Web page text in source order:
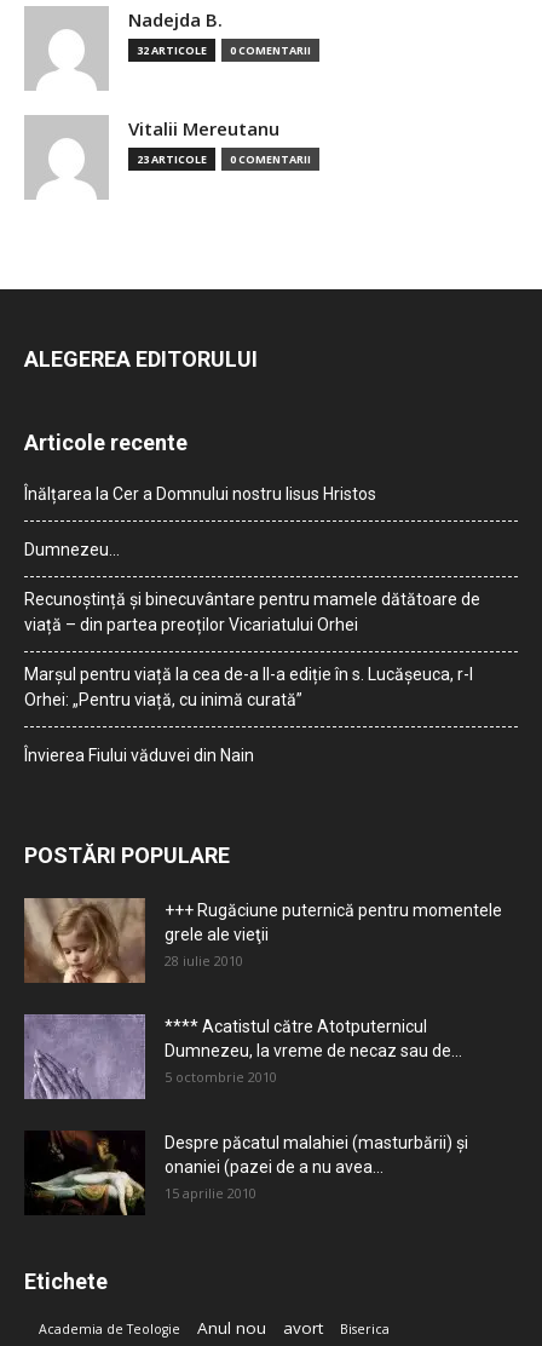
Nadejda B.
32 ARTICOLE 0 COMENTARII
Vitalii Mereutanu
23 ARTICOLE 0 COMENTARII
ALEGEREA EDITORULUI
Articole recente
Înălțarea la Cer a Domnului nostru Iisus Hristos
Dumnezeu…
Recunoștință și binecuvântare pentru mamele dătătoare de
viață – din partea preoților Vicariatului Orhei
Marșul pentru viață la cea de-a II-a ediție în s. Lucășeuca, r-l
Orhei: „Pentru viață, cu inimă curată”
Învierea Fiului văduvei din Nain
POSTĂRI POPULARE
+++ Rugăciune puternică pentru momentele
grele ale vieţii
28 iulie 2010
**** Acatistul către Atotputernicul
Dumnezeu, la vreme de necaz sau de...
5 octombrie 2010
Despre păcatul malahiei (masturbării) şi
onaniei (pazei de a nu avea...
15 aprilie 2010
Etichete
Academia de Teologie Anul nou avort Biserica